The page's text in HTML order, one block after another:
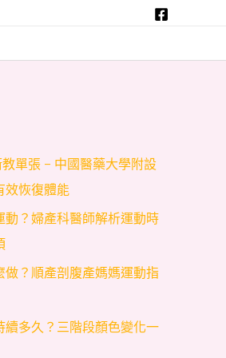
單張 – 中國醫藥大學附設
效恢復體能
動？婦產科醫師解析運動時
做？順產剖腹產媽媽運動指
續多久？三階段顏色變化一